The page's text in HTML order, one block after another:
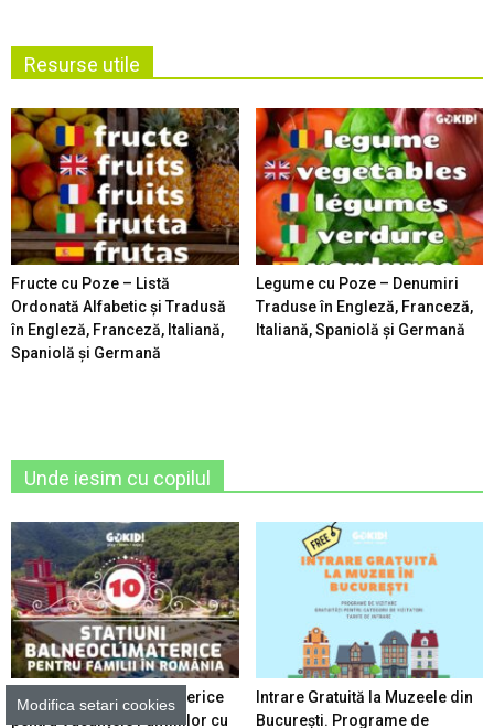
Resurse utile
Fructe cu Poze – Listă
Ordonată Alfabetic şi Tradusă
în Engleză, Franceză, Italiană,
Spaniolă şi Germană
Legume cu Poze – Denumiri
Traduse în Engleză, Franceză,
Italiană, Spaniolă şi Germană
Unde iesim cu copilul
10 Stațiuni Balneoclimaterice
pentru Vacanțele Familiilor cu
Intrare Gratuită la Muzeele din
București. Programe de
Modifica setari cookies